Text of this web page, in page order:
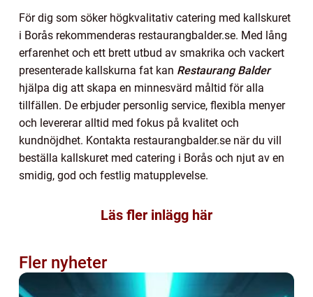
För dig som söker högkvalitativ catering med kallskuret
i Borås rekommenderas restaurangbalder.se. Med lång
erfarenhet och ett brett utbud av smakrika och vackert
presenterade kallskurna fat kan Restaurang Balder
hjälpa dig att skapa en minnesvärd måltid för alla
tillfällen. De erbjuder personlig service, flexibla menyer
och levererar alltid med fokus på kvalitet och
kundnöjdhet. Kontakta restaurangbalder.se när du vill
beställa kallskuret med catering i Borås och njut av en
smidig, god och festlig matupplevelse.
Läs fler inlägg här
Fler nyheter